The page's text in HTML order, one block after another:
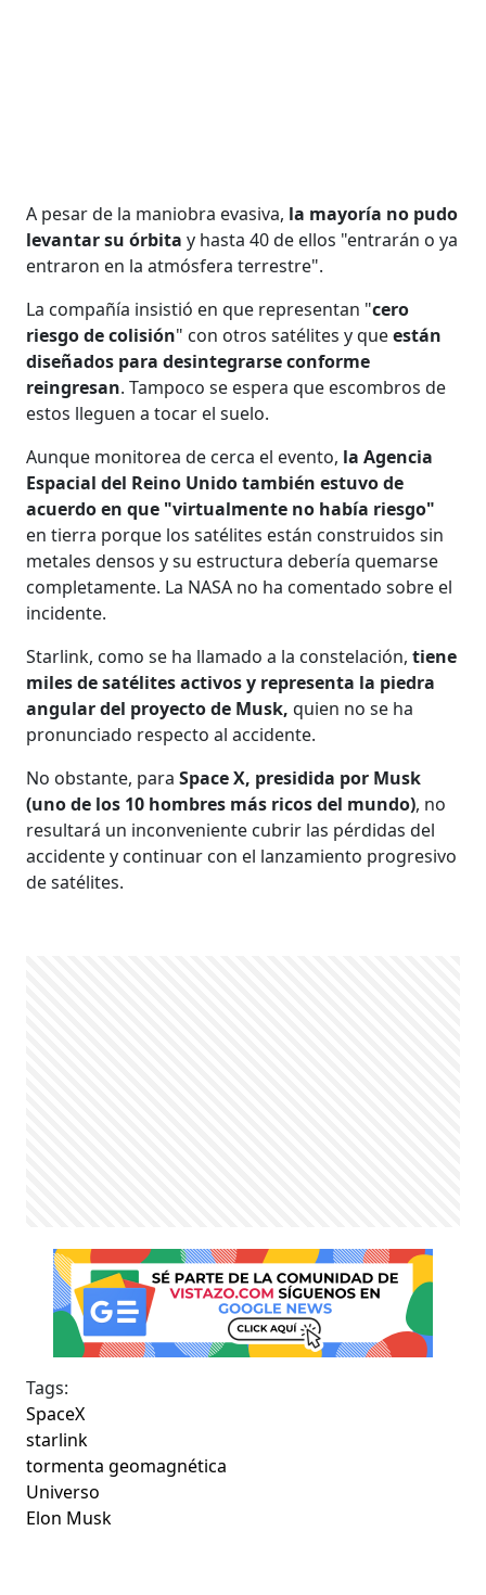
A pesar de la maniobra evasiva, la mayoría no pudo
levantar su órbita y hasta 40 de ellos "entrarán o ya
entraron en la atmósfera terrestre".
La compañía insistió en que representan "cero
riesgo de colisión" con otros satélites y queestán
diseñados para desintegrarse conforme
reingresan. Tampoco se espera que escombros de
estos lleguen a tocar el suelo.
Aunque monitorea de cerca el evento, la Agencia
Espacial del Reino Unido también estuvo de
acuerdo en que "virtualmente no había riesgo"
en tierra porque los satélites están construidos sin
metales densos y su estructura debería quemarse
completamente. La NASA no ha comentado sobre el
incidente.
Starlink, como se ha llamado a la constelación,tiene
miles de satélites activos y representa la piedra
angular del proyecto de Musk,quien no se ha
pronunciado respecto al accidente.
No obstante, para Space X, presidida por Musk
(uno de los 10 hombres más ricos del mundo), no
resultará un inconveniente cubrir las pérdidas del
accidente y continuar con el lanzamiento progresivo
de satélites.
Tags:
SpaceX
starlink
tormenta geomagnética
Universo
Elon Musk